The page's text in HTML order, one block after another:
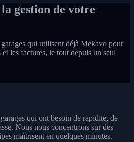
gestion de votre
qui utilisent déjà Mekavo pour
les factures, le tout depuis un seul
qui ont besoin de rapidité, de
Nous nous concentrons sur des
maîtrisent en quelques minutes.